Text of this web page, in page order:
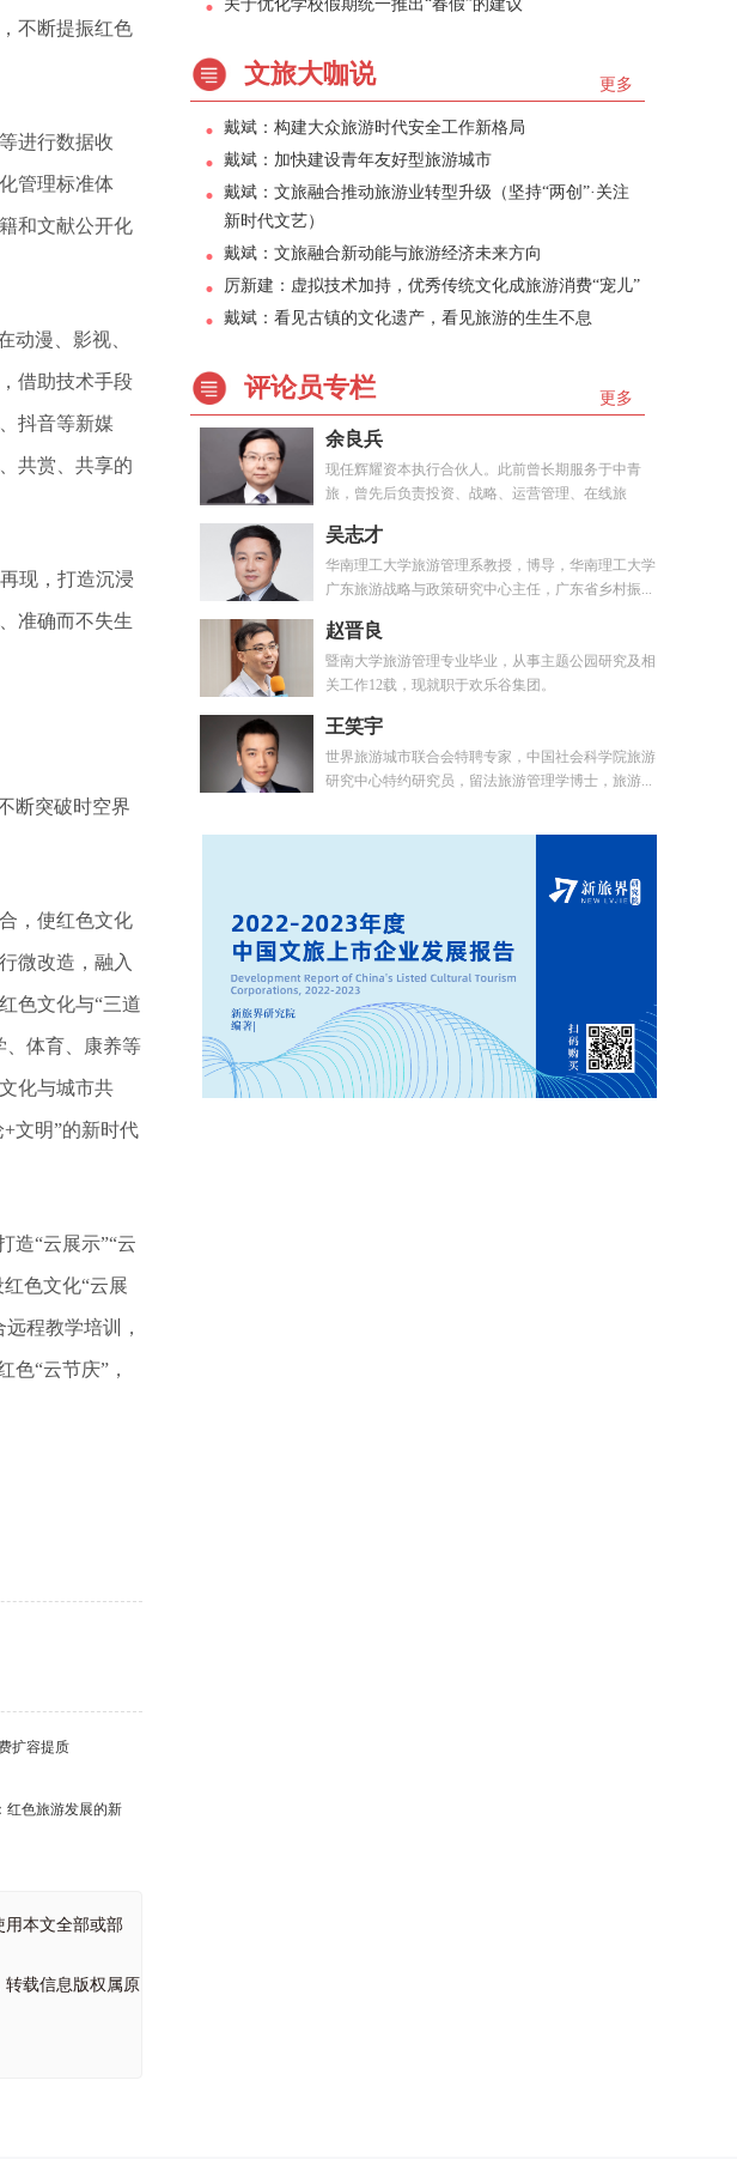
不断提振红色
进行数据收
管理标准体
和文献公开化
动漫、影视、
借助技术手段
抖音等新媒
共赏、共享的
现，打造沉浸
准确而不失生
断突破时空界
，使红色文化
微改造，融入
色文化与“三道
、体育、康养等
化与城市共
文明”的新时代
造“云展示”“云
色文化“云展
程教学培训，
“云节庆”，
扩容提质
红色旅游发展的新
用本文全部或部
载信息版权属原
关于优化学校假期统一推出“春假”的建议
更多
文旅大咖说
戴斌：构建大众旅游时代安全工作新格局
戴斌：加快建设青年友好型旅游城市
戴斌：文旅融合推动旅游业转型升级（坚持“两创”·关注
新时代文艺）
戴斌：文旅融合新动能与旅游经济未来方向
厉新建：虚拟技术加持，优秀传统文化成旅游消费“宠儿”
戴斌：看见古镇的文化遗产，看见旅游的生生不息
更多
评论员专栏
余良兵
现任辉耀资本执行合伙人。此前曾长期服务于中青
旅，曾先后负责投资、战略、运营管理、在线旅
吴志才
华南理工大学旅游管理系教授，博导，华南理工大学
广东旅游战略与政策研究中心主任，广东省乡村振...
赵晋良
暨南大学旅游管理专业毕业，从事主题公园研究及相
关工作12载，现就职于欢乐谷集团。
王笑宇
世界旅游城市联合会特聘专家，中国社会科学院旅游
研究中心特约研究员，留法旅游管理学博士，旅游...